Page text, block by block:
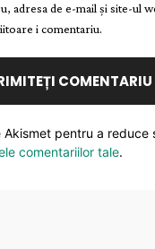
adresa de e-mail și site-ul
i comentariu.
pentru a reduce
comentariilor tale.